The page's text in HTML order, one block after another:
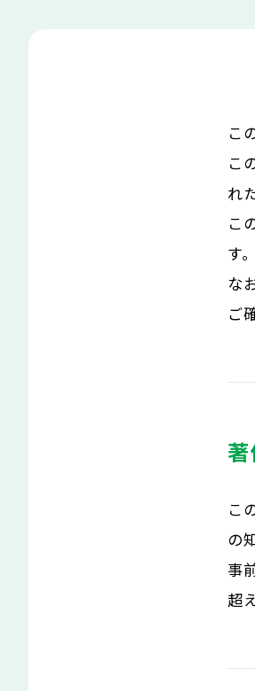
こ
こ
れ
こ
す。
な
ご
著
こ
の
事
超